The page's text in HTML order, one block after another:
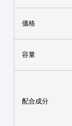
価格
容量
配合成分